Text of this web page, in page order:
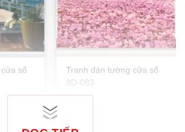
sổ
Tranh dán tường cửa sổ
3D-083